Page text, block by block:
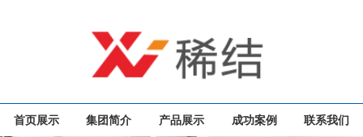
首页展示 集团简介 产品展示 成功案例 联系我们